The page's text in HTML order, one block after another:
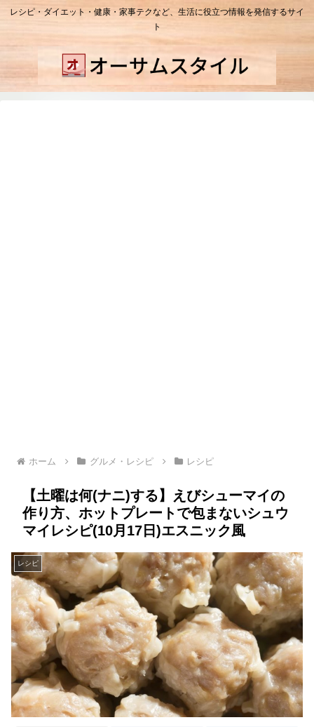
レシピ・ダイエット・健康・家事テクなど、生活に役立つ情報を発信するサイ
ト
ホーム グルメ・レシピ レシピ
【土曜は何(ナニ)する】えびシューマイの
作り方、ホットプレートで包まないシュウ
マイレシピ(10月17日)エスニック風
レシピ